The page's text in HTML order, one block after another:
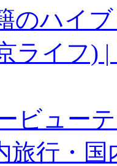
のハイ
ライフ)
ビュー
旅行・